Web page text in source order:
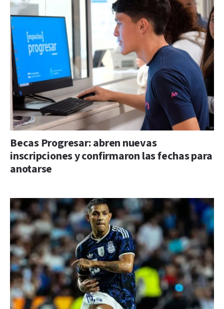
Becas Progresar: abren nuevas
inscripciones y confirmaron las fechas para
anotarse